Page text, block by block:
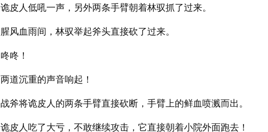
诡皮人低吼一声，另外两条手臂朝着林驭抓了过来。
腥风血雨间，林驭举起斧头直接砍了过来。
咚咚！
两道沉重的声音响起！
战斧将诡皮人的两条手臂直接砍断，手臂上的鲜血喷溅而出。
诡皮人吃了大亏，不敢继续攻击，它直接朝着小院外面跑去！